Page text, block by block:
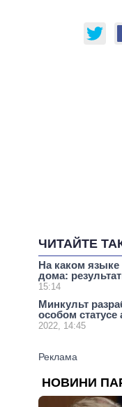
ЧИТАЙТЕ
На каком языке
дома:
15:14
Минкульт
особом статусе
2022, 14:45